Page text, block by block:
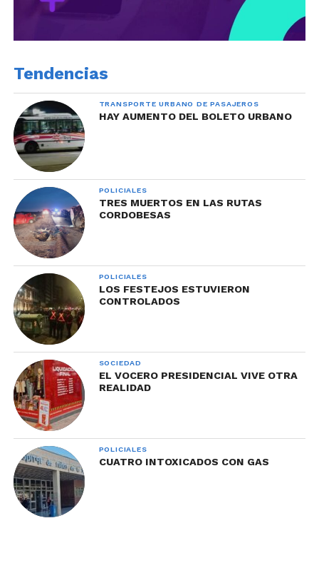
Tendencias
TRANSPORTE URBANO DE PASAJEROS
HAY AUMENTO DEL BOLETO URBANO
POLICIALES
TRES MUERTOS EN LAS RUTAS
CORDOBESAS
POLICIALES
LOS FESTEJOS ESTUVIERON
CONTROLADOS
SOCIEDAD
EL VOCERO PRESIDENCIAL VIVE OTRA
REALIDAD
POLICIALES
CUATRO INTOXICADOS CON GAS